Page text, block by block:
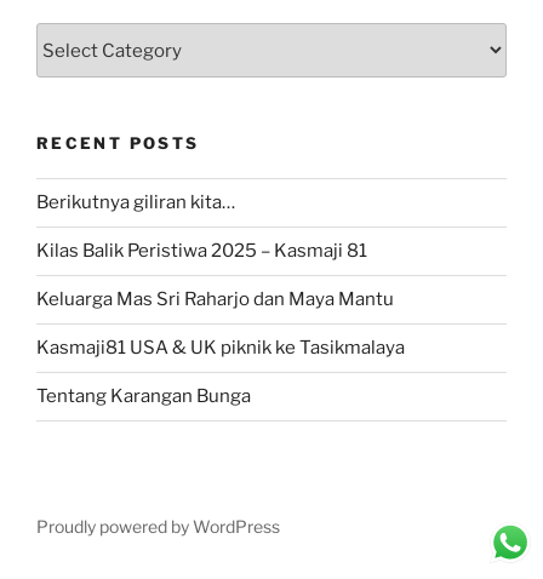
RECENT POSTS
Berikutnya giliran kita…
Kilas Balik Peristiwa 2025 – Kasmaji 81
Keluarga Mas Sri Raharjo dan Maya Mantu
Kasmaji81 USA & UK piknik ke Tasikmalaya
Tentang Karangan Bunga
Proudly powered by WordPress